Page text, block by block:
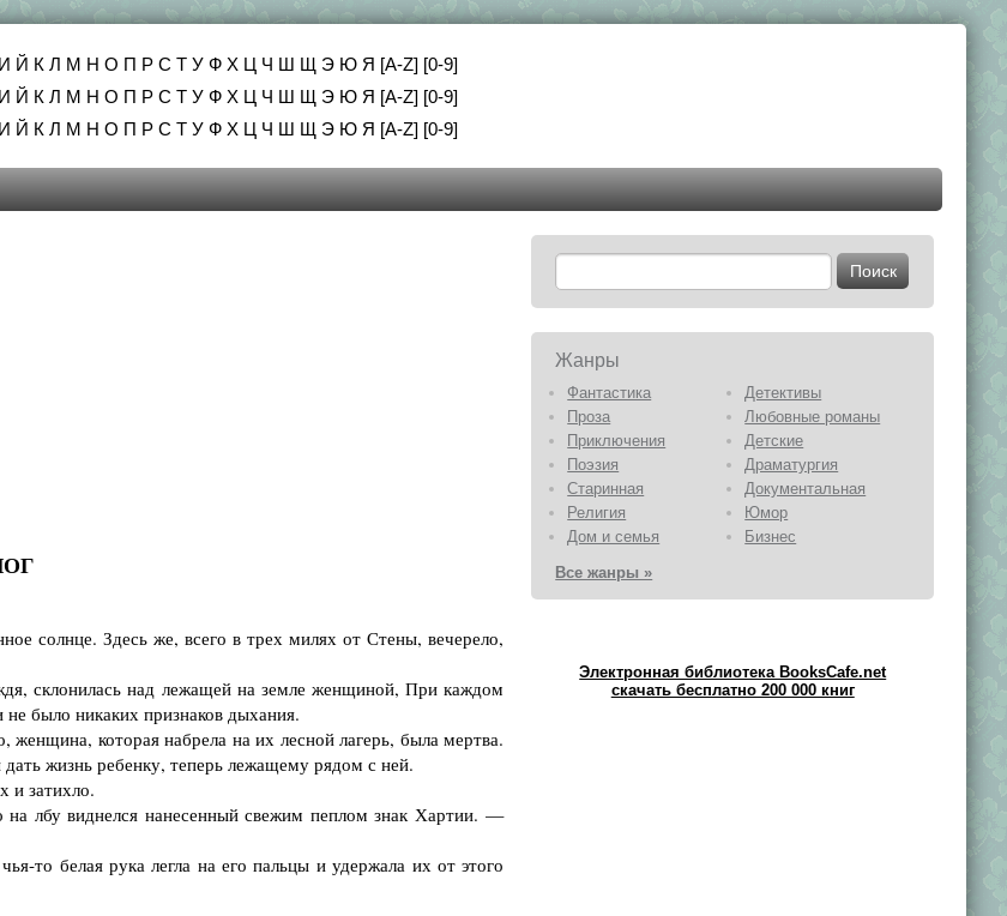
И Й К Л М Н О П Р С Т У Ф Х Ц Ч Ш Щ Э Ю Я [A-Z] [0-9]
И Й К Л М Н О П Р С Т У Ф Х Ц Ч Ш Щ Э Ю Я [A-Z] [0-9]
И Й К Л М Н О П Р С Т У Ф Х Ц Ч Ш Щ Э Ю Я [A-Z] [0-9]
солнце. Здесь же, всего в трех милях от Стены, вечерело,
склонилась над лежащей на земле женщиной, При каждом
не было никаких признаков дыхания.
которая набрела на их лесной лагерь, была мертва.
жизнь ребенку, теперь лежащему рядом с ней.
и затихло.
лбу виднелся нанесенный свежим пеплом знак Хартии. —
то белая рука легла на его пальцы и удержала их от этого
Жанры
Фантастика
Детективы
Проза
Любовные романы
Приключения
Детские
Поэзия
Драматургия
Старинная
Документальная
Религия
Юмор
Дом и семья
Бизнес
Все жанры »
Электронная библиотека BooksCafe.net
скачать бесплатно 200 000 книг